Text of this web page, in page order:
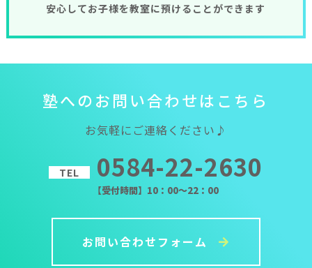
安心してお子様を教室に預けることができます
塾への お問い合わせは こ ち ら
お気軽にご連絡ください♪
TEL 0584-22-2630
【受付時間】10：00～22：00
お問い合わせフォーム